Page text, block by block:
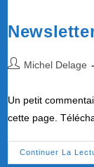
Auteur/autrice
publication :
Michel Delage
Un petit
cette page.
Continuer La